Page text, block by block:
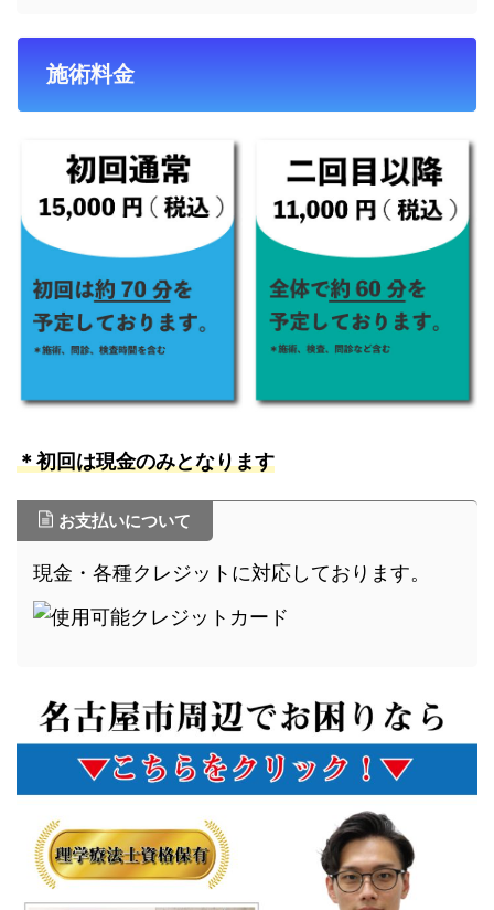
施術料金
＊初回は現金のみとなります
お支払いについて
現金・各種クレジットに対応しております。